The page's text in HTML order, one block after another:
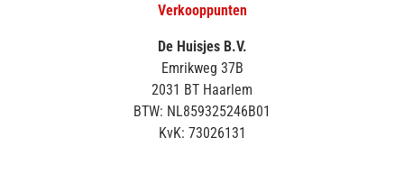
Verkooppunten
De Huisjes B.V.
Emrikweg 37B
2031 BT Haarlem
BTW: NL859325246B01
KvK: 73026131